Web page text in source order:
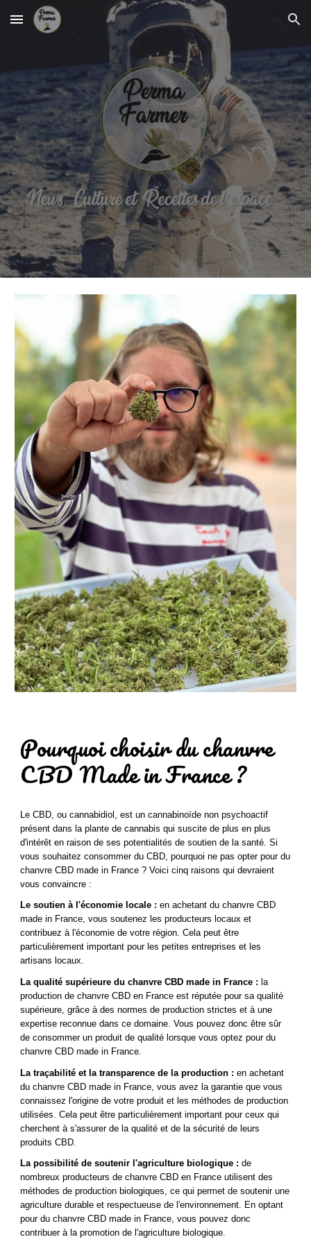
Skip to main content Skip to navigation
Pourquoi choisir du chanvre
CBD Made in France ?
Le CBD, ou cannabidiol, est un cannabinoïde non psychoactif
présent dans la plante de cannabis qui suscite de plus en plus
d'intérêt en raison de ses potentialités de soutien de la santé. Si
vous souhaitez consommer du CBD, pourquoi ne pas opter pour du
chanvre CBD made in France ? Voici cinq raisons qui devraient
vous convaincre :
Le soutien à l'économie locale : en achetant du chanvre CBD
made in France, vous soutenez les producteurs locaux et
contribuez à l'économie de votre région. Cela peut être
particulièrement important pour les petites entreprises et les
artisans locaux.
La qualité supérieure du chanvre CBD made in France : la
production de chanvre CBD en France est réputée pour sa qualité
supérieure, grâce à des normes de production strictes et à une
expertise reconnue dans ce domaine. Vous pouvez donc être sûr
de consommer un produit de qualité lorsque vous optez pour du
chanvre CBD made in France.
La traçabilité et la transparence de la production : en achetant
du chanvre CBD made in France, vous avez la garantie que vous
connaissez l'origine de votre produit et les méthodes de production
utilisées. Cela peut être particulièrement important pour ceux qui
cherchent à s'assurer de la qualité et de la sécurité de leurs
produits CBD.
La possibilité de soutenir l'agriculture biologique :de
nombreux producteurs de chanvre CBD en France utilisent des
méthodes de production biologiques, ce qui permet de soutenir une
agriculture durable et respectueuse de l'environnement. En optant
pour du chanvre CBD made in France, vous pouvez donc
contribuer à la promotion de l'agriculture biologique.